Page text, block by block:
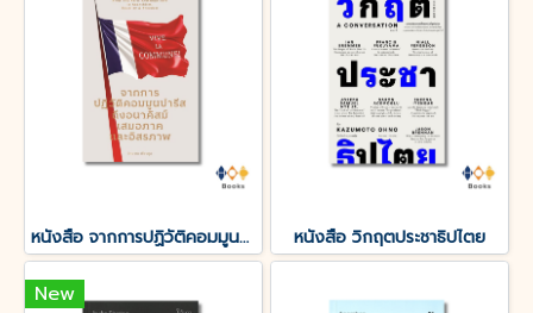
หนังสือ จากการปฏิวัติคอมมูนปารีส ถึงอนาคิสม์ เสมอภาคและอิสรภาพ หนังสือ วิกฤตประชาธิปไตย
New